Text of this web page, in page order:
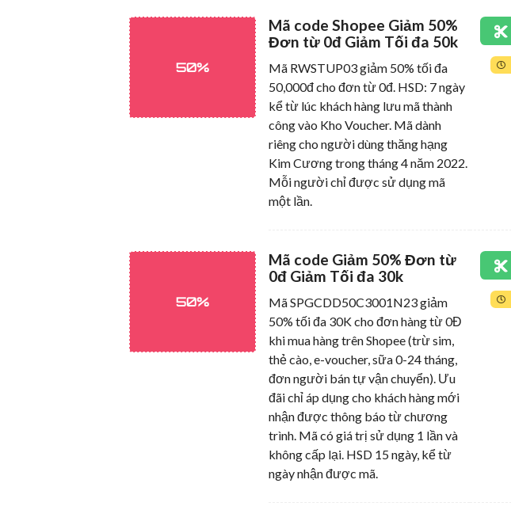
50%
Mã code Shopee Giảm 50%
Đơn từ 0đ Giảm Tối đa 50k
Mã RWSTUP03 giảm 50% tối đa
50,000đ cho đơn từ 0đ. HSD: 7 ngày
kể từ lúc khách hàng lưu mã thành
công vào Kho Voucher. Mã dành
riêng cho người dùng thăng hạng
Kim Cương trong tháng 4 năm 2022.
Mỗi người chỉ được sử dụng mã
một lần.
50%
Mã code Giảm 50% Đơn từ
0đ Giảm Tối đa 30k
Mã SPGCDD50C3001N23 giảm
50% tối đa 30K cho đơn hàng từ 0Đ
khi mua hàng trên Shopee (trừ sim,
thẻ cào, e-voucher, sữa 0-24 tháng,
đơn người bán tự vận chuyển). Ưu
đãi chỉ áp dụng cho khách hàng mới
nhận được thông báo từ chương
trình. Mã có giá trị sử dụng 1 lần và
không cấp lại. HSD 15 ngày, kể từ
ngày nhận được mã.